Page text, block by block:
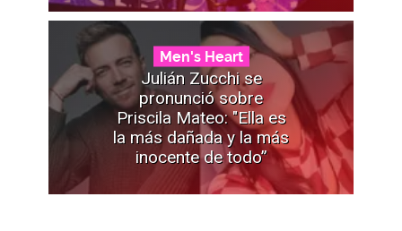
Men's Heart
Julián Zucchi se
pronunció sobre
Priscila Mateo: "Ella es
la más dañada y la más
inocente de todo”